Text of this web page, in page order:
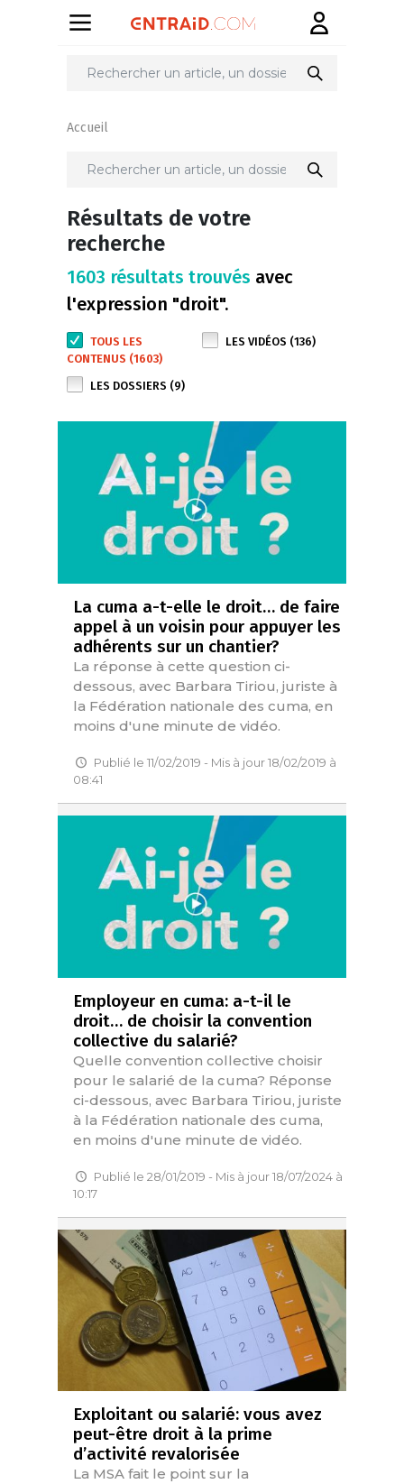
Accueil
Résultats de votre
recherche
1603 résultats trouvés avec
l'expression "droit".
TOUS LES
CONTENUS (1603)
LES VIDÉOS (136)
LES DOSSIERS (9)
La cuma a-t-elle le droit… de faire
appel à un voisin pour appuyer les
adhérents sur un chantier?
La réponse à cette question ci-
dessous, avec Barbara Tiriou, juriste à
la Fédération nationale des cuma, en
moins d'une minute de vidéo.
Publié le 11/02/2019 - Mis à jour 18/02/2019 à
08:41
Employeur en cuma: a-t-il le
droit… de choisir la convention
collective du salarié?
Quelle convention collective choisir
pour le salarié de la cuma? Réponse
ci-dessous, avec Barbara Tiriou, juriste
à la Fédération nationale des cuma,
en moins d'une minute de vidéo.
Publié le 28/01/2019 - Mis à jour 18/07/2024 à
10:17
Exploitant ou salarié: vous avez
peut-être droit à la prime
d’activité revalorisée
La MSA fait le point sur la